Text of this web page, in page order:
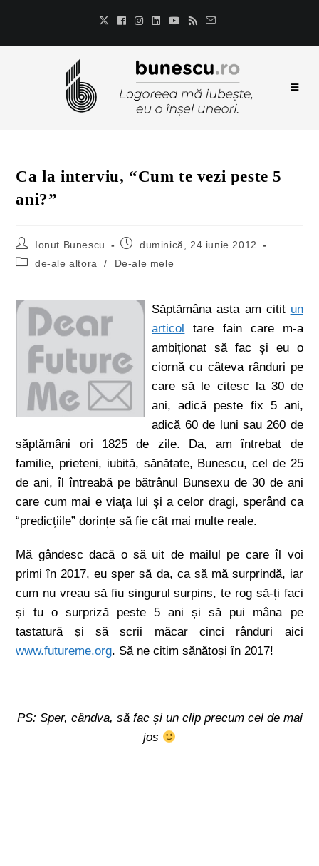
Ca la interviu, “Cum te vezi peste 5
ani?”
Ionut Bunescu
duminică, 24 iunie 2012
de-ale altora
/ De-ale mele
Săptămâna asta am citit un
articol tare fain care m-a
ambiționat să fac și eu o
ciornă cu câteva rânduri pe
care să le citesc la 30 de
ani, adică peste fix 5 ani,
adică 60 de luni sau 260 de
săptămâni ori 1825 de zile. Da, am întrebat de
familie, prieteni, iubită, sănătate, Bunescu, cel de 25
de ani, îl întreabă pe bătrânul Bunsexu de 30 de ani
care cum mai e viața lui și a celor dragi, sperând ca
“predicțiile” dorințe să fie cât mai multe reale.
Mă gândesc dacă o să uit de mailul pe care îl voi
primi în 2017, eu sper să da, ca să mă surprindă, iar
cum nu vreau să fiu singurul surpins, te rog să-ți faci
și tu o surpriză peste 5 ani și să pui mâna pe
tastatură și să scrii măcar cinci rânduri aici
www.futureme.org. Să ne citim sănătoși în 2017!
PS: Sper, cândva, să fac și un clip precum cel de mai
jos